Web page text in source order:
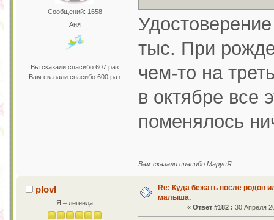
Сообщений: 1658
Аня
Вы сказали спасибо 607 раз
Вам сказали спасибо 600 раз
тыс. При
чем-то на
в октябре все
поменялось
Вам сказали спасибо МарусЯ
plovl
Я – легенда
Re: Куда бежать после родов
малыша.
«Ответ #182 : 30 Апреля